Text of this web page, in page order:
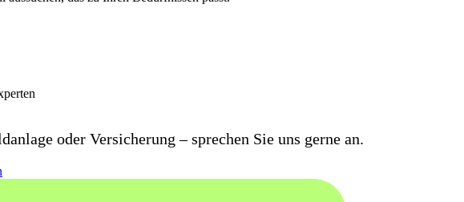
oder Versicherung – sprechen Sie uns gerne an.